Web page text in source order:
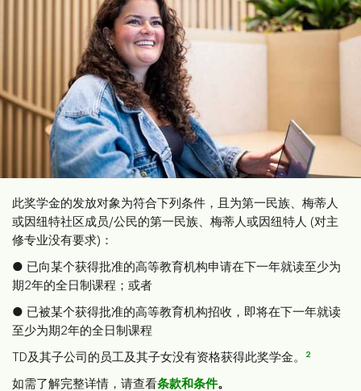
此奖学金的发放对象为符合下列条件，且为第一民族、梅蒂人
或因纽特社区成员/公民的第一民族、梅蒂人或因纽特人 (对主
修专业没有要求)：
● 已向某个获得批准的高等教育机构申请在下一年就读至少为
期2年的全日制课程；或者
● 已被某个获得批准的高等教育机构招收，即将在下一年就读
至少为期2年的全日制课程
TD及其子公司的员工及其子女没有资格获得此奖学金。 2
如需了解完整详情，请查看条款和条件。